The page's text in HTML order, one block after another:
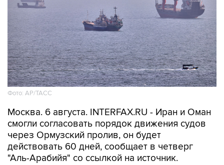
Фото: AP/ТАСС
Москва. 6 августа. INTERFAX.RU - Иран и Оман
смогли согласовать порядок движения судов
через Ормузский пролив, он будет
действовать 60 дней, сообщает в четверг
"Аль-Арабийя" со ссылкой на источник.